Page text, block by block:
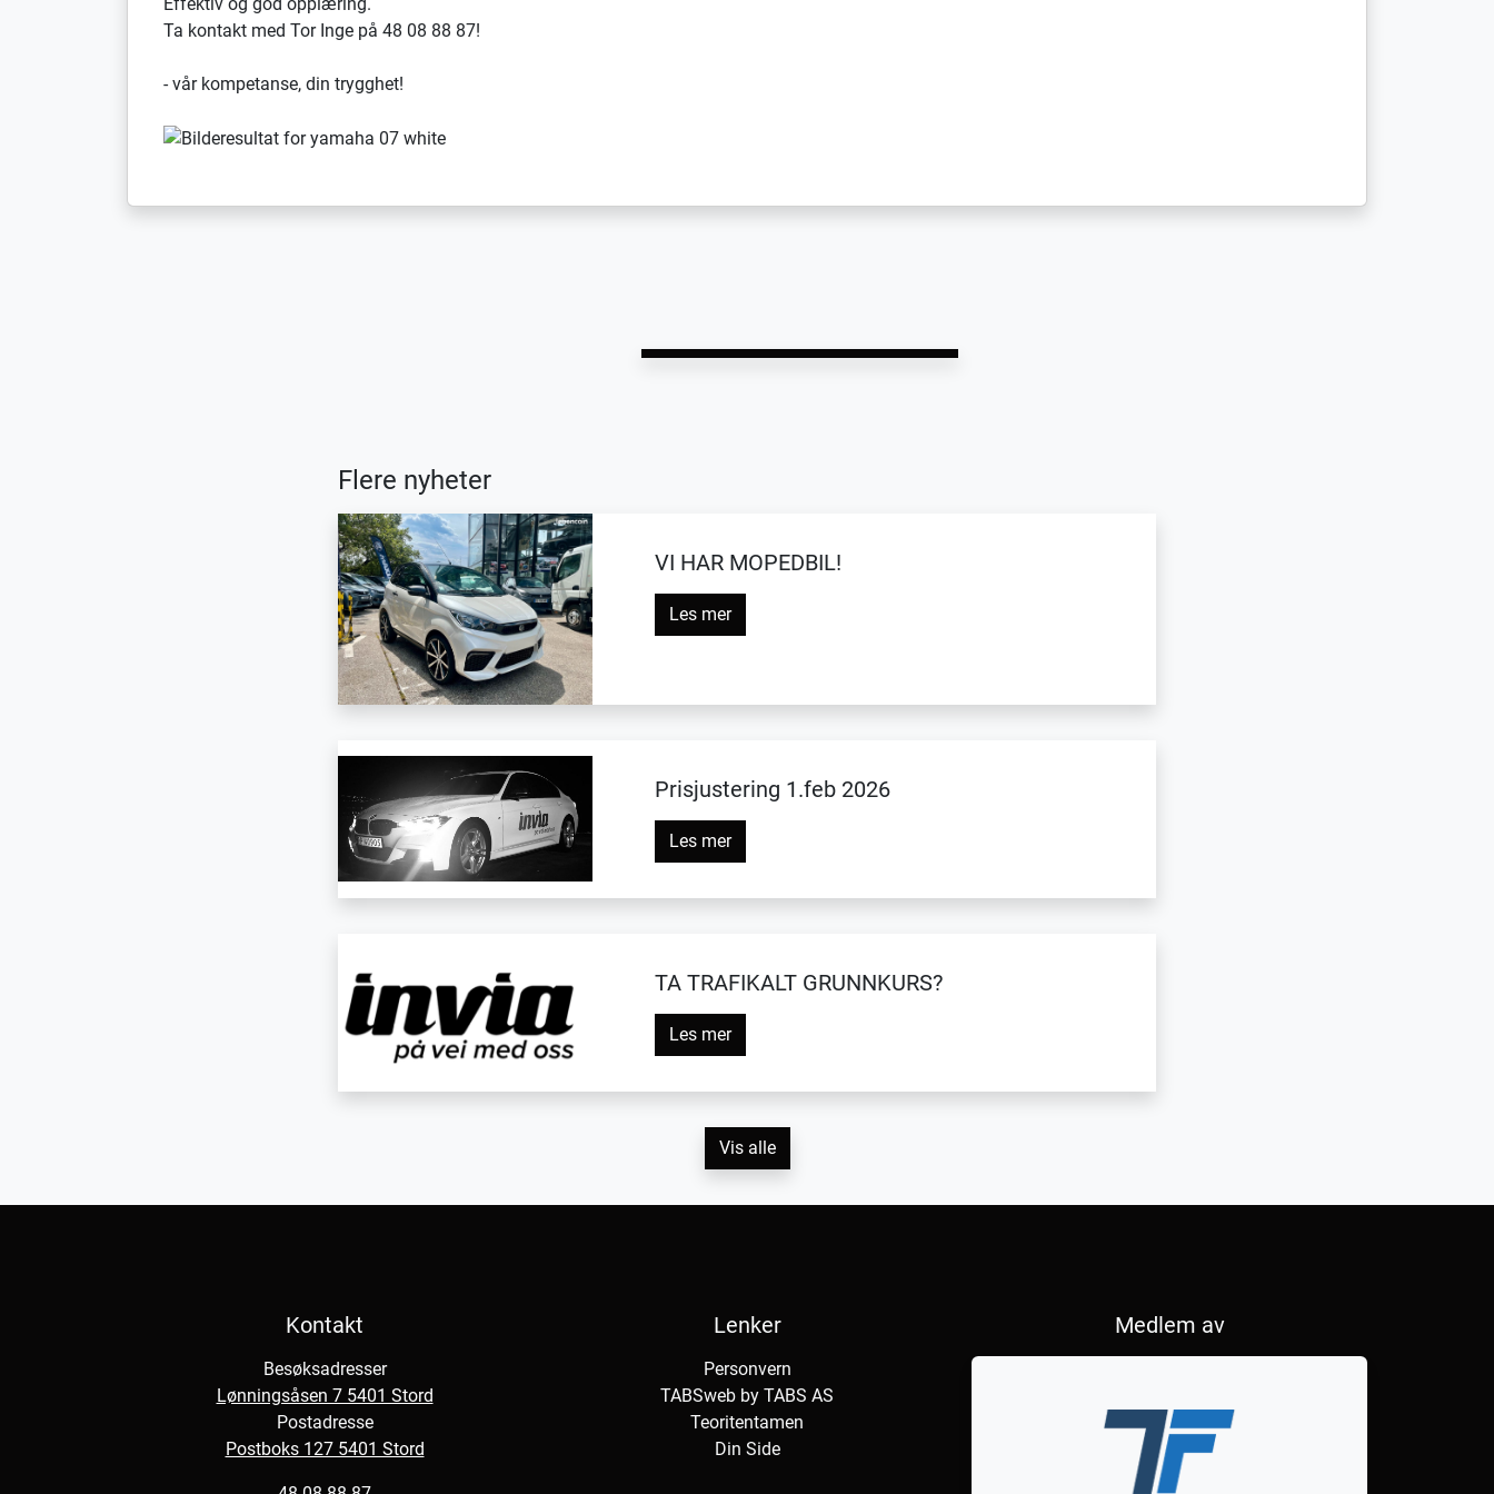
Ta kontakt med Tor Inge på 48 08 88 87!
- vår kompetanse, din trygghet!
Flere nyheter
VI HAR MOPEDBIL!
Les mer
Prisjustering 1.feb 2026
Les mer
TA TRAFIKALT GRUNNKURS?
Les mer
Vis alle
Kontakt
Besøksadresser
Lønningsåsen 7 5401 Stord
Postadresse
Postboks 127 5401 Stord
Lenker
Personvern
TABSweb by TABS AS
Teoritentamen
Din Side
Medlem av